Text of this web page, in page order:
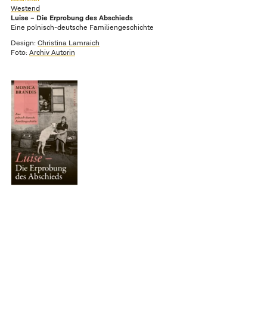
Westend
Luise – Die Erprobung des Abschieds
Eine polnisch-deutsche Familiengeschichte
Design: Christina Lamraich
Foto: Archiv Autorin